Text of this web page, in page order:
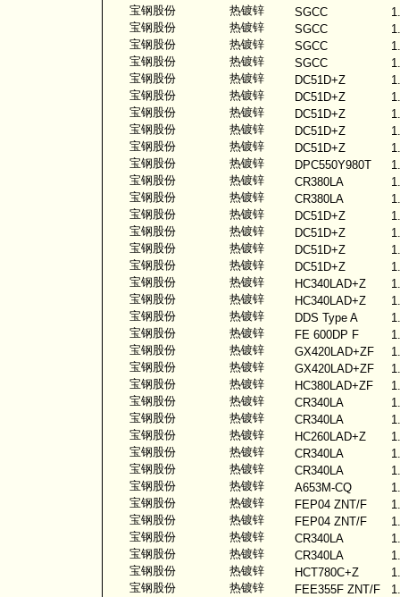
宝钢股份
热镀锌 SGCC
宝钢股份
热镀锌 SGCC
宝钢股份
热镀锌 SGCC
宝钢股份
热镀锌 SGCC
宝钢股份
热镀锌 DC51D+Z
宝钢股份
热镀锌 DC51D+Z
宝钢股份
热镀锌 DC51D+Z
宝钢股份
热镀锌 DC51D+Z
宝钢股份
热镀锌 DC51D+Z
宝钢股份
热镀锌 DPC550Y980T
宝钢股份
热镀锌 CR380LA
宝钢股份
热镀锌 CR380LA
宝钢股份
热镀锌 DC51D+Z
宝钢股份
热镀锌 DC51D+Z
宝钢股份
热镀锌 DC51D+Z
宝钢股份
热镀锌 DC51D+Z
宝钢股份
热镀锌 HC340LAD+Z
宝钢股份
热镀锌 HC340LAD+Z
宝钢股份
热镀锌 DDS Type A
宝钢股份
热镀锌 FE 600DP F
宝钢股份
热镀锌 GX420LAD+ZF
宝钢股份
热镀锌 GX420LAD+ZF
宝钢股份
热镀锌 HC380LAD+ZF
宝钢股份
热镀锌 CR340LA
宝钢股份
热镀锌 CR340LA
宝钢股份
热镀锌 HC260LAD+Z
宝钢股份
热镀锌 CR340LA
宝钢股份
热镀锌 CR340LA
宝钢股份
热镀锌 A653M-CQ
宝钢股份
热镀锌 FEP04 ZNT/F
宝钢股份
热镀锌 FEP04 ZNT/F
宝钢股份
热镀锌 CR340LA
宝钢股份
热镀锌 CR340LA
宝钢股份
热镀锌 HCT780C+Z
宝钢股份
热镀锌 FEE355F ZNT/F